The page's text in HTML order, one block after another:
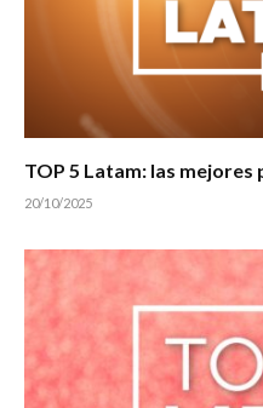
TOP 5 Latam: las mejores
20/10/2025